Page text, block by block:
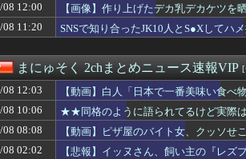
悲報】ジャンポケ斎藤「性行為の許諾は取ったこ
っちゃり系女（レベル100）ｗｗｗｗｗｗｗｗｗ
悲報】広末涼子さん、病気を患っていた模様・・・
女性「配偶者のことを奥さん、嫁、妻、家内、女房
動画】トー横キッズ、ホームレスとダンスするｗ
ｼｺ画像】バニーガールのお姉さんのお◯ぱい、ガ
婚指輪に50万って普通か？
ッサージ店でバイトしてるけど、OLの体触りほう
江別大学生リンチ殺害】無期懲役になった当時18
画像】顔20点身体100点の女子見つかってしまう
08 12:00
【画像】作り上げたデカ乳デカケツを
08 11:20
SNSで知り合ったJK10人とS●Xしてハ
まにゅそく 2chまとめニュース速報VIP
08 12:03
【動画】白人「日本で一番美味い食べ
08 10:06
★★同格のように語られてるけど実際
08 08:08
【動画】ピザ屋のバイト女、クッソせ
08 02:02
【悲報】イッヌさん、飼い主の『レズ